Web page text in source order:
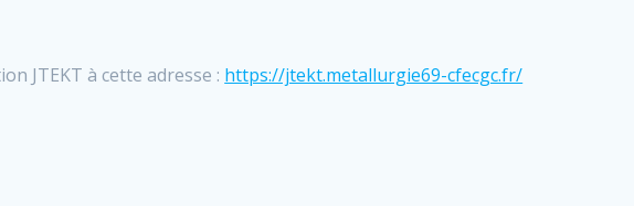
JTEKT à cette adresse : https://jtekt.metallurgie69-cfecgc.fr/